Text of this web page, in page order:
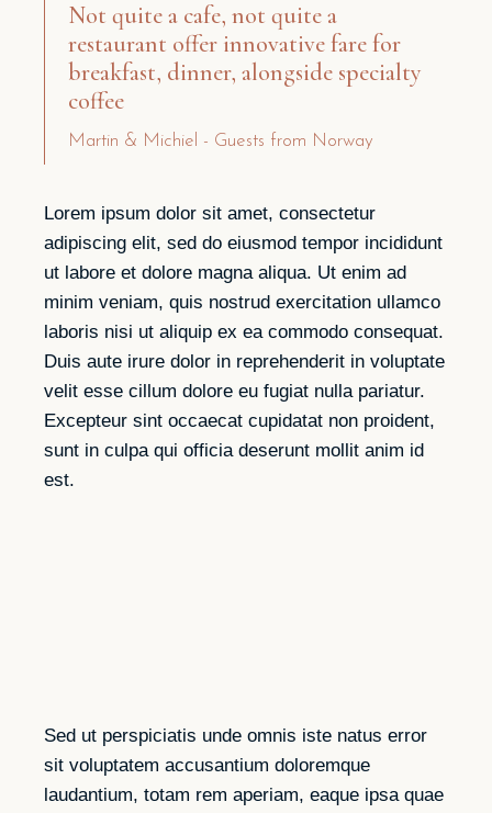
Not quite a cafe, not quite a
restaurant offer innovative fare for
breakfast, dinner, alongside specialty
coffee
Martin & Michiel - Guests from Norway
Lorem ipsum dolor sit amet, consectetur
adipiscing elit, sed do eiusmod tempor incididunt
ut labore et dolore magna aliqua. Ut enim ad
minim veniam, quis nostrud exercitation ullamco
laboris nisi ut aliquip ex ea commodo consequat.
Duis aute irure dolor in reprehenderit in voluptate
velit esse cillum dolore eu fugiat nulla pariatur.
Excepteur sint occaecat cupidatat non proident,
sunt in culpa qui officia deserunt mollit anim id
est.
Sed ut perspiciatis unde omnis iste natus error
sit voluptatem accusantium doloremque
laudantium, totam rem aperiam, eaque ipsa quae